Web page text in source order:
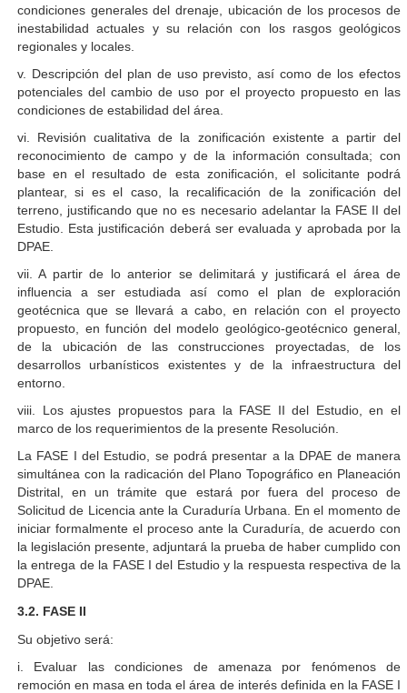
condiciones generales del drenaje, ubicación de los procesos de
inestabilidad actuales y su relación con los rasgos geológicos
regionales y locales.
v. Descripción del plan de uso previsto, así como de los efectos
potenciales del cambio de uso por el proyecto propuesto en las
condiciones de estabilidad del área.
vi. Revisión cualitativa de la zonificación existente a partir del
reconocimiento de campo y de la información consultada; con
base en el resultado de esta zonificación, el solicitante podrá
plantear, si es el caso, la recalificación de la zonificación del
terreno, justificando que no es necesario adelantar la FASE II del
Estudio. Esta justificación deberá ser evaluada y aprobada por la
DPAE.
vii. A partir de lo anterior se delimitará y justificará el área de
influencia a ser estudiada así como el plan de exploración
geotécnica que se llevará a cabo, en relación con el proyecto
propuesto, en función del modelo geológico-geotécnico general,
de la ubicación de las construcciones proyectadas, de los
desarrollos urbanísticos existentes y de la infraestructura del
entorno.
viii. Los ajustes propuestos para la FASE II del Estudio, en el
marco de los requerimientos de la presente Resolución.
La FASE I del Estudio, se podrá presentar a la DPAE de manera
simultánea con la radicación del Plano Topográfico en Planeación
Distrital, en un trámite que estará por fuera del proceso de
Solicitud de Licencia ante la Curaduría Urbana. En el momento de
iniciar formalmente el proceso ante la Curaduría, de acuerdo con
la legislación presente, adjuntará la prueba de haber cumplido con
la entrega de la FASE I del Estudio y la respuesta respectiva de la
DPAE.
3.2. FASE II
Su objetivo será:
i. Evaluar las condiciones de amenaza por fenómenos de
remoción en masa en toda el área de interés definida en la FASE I